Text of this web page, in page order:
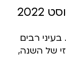
לפסטיבל ה-75 בקאן. בעיני רבים
של השנה,